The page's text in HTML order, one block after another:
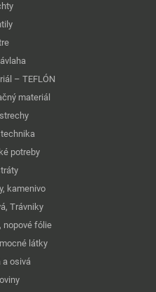
– TEFLÓN
materiál
potreby
kamenivo
Trávniky
nopové fólie
látky
a osivá